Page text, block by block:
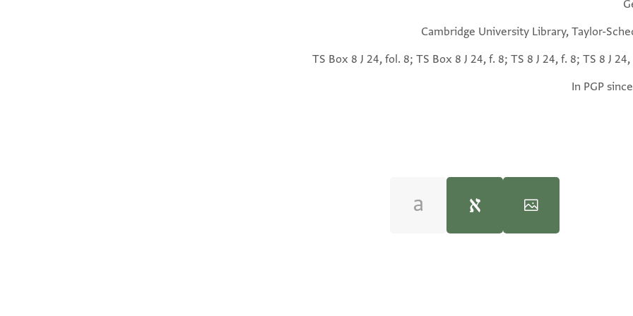
Cambridge University Library, Taylor-
TS Box 8 J 24, fol. 8; TS Box 8 J 24, f. 8; TS 8 J 24, f. 8; TS 8 J
In PGP